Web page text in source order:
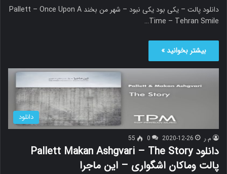
دانلود پالت – یکی بود یکی نبود – شهر من بخند Pallett – Once Upon A
Time – Tehran Smile…
بیشتر بخوانید »
دانلود
م.ر 2020-12-26
0
55
دانلود Pallett Makan Ashgvari – The Story
پالت وماکان اشگواری – این ماجرا